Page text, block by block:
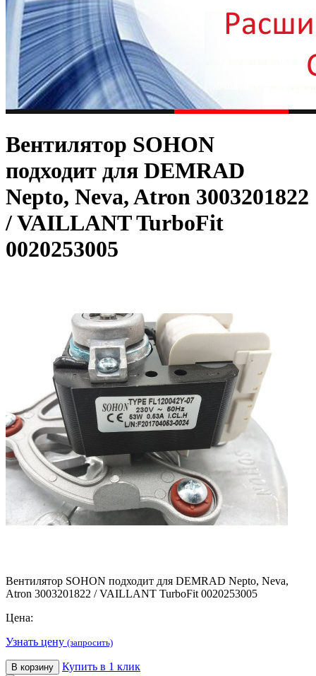
Вентилятор SOHON
подходит для DEMRAD
Nepto, Neva, Atron 3003201822
/ VAILLANT TurboFit
0020253005
Вентилятор SOHON подходит для DEMRAD Nepto, Neva,
Atron 3003201822 / VAILLANT TurboFit 0020253005
Цена:
Узнать цену (запросить)
В корзину Купить в 1 клик